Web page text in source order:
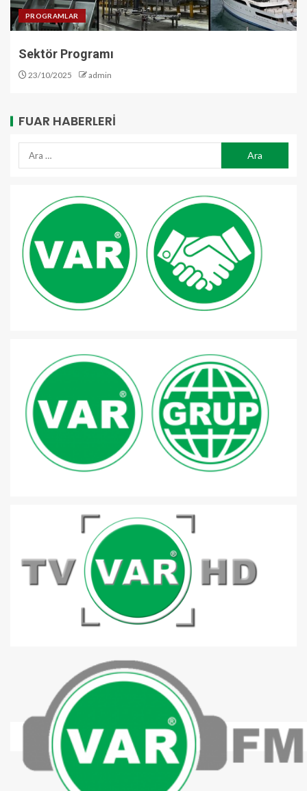
PROGRAMLAR
Sektör Programı
23/10/2025 admin
FUAR HABERLERI